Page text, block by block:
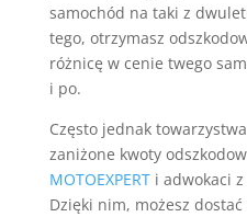
samochód na taki z
tego, otrzymasz
różnicę w cenie twego
i po.
Często jednak
zaniżone kwoty
MOTOEXPERTi adwokaci z
Dzięki nim, możesz